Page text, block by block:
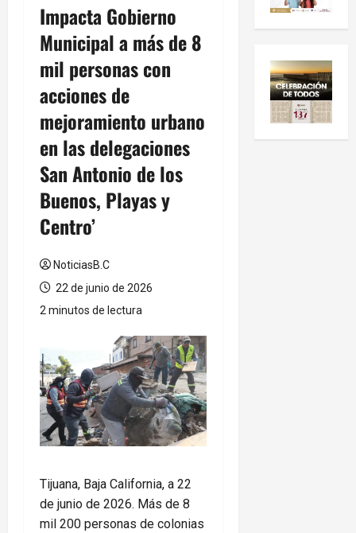
Impacta Gobierno
Municipal a más de 8
mil personas con
acciones de
mejoramiento urbano
en las delegaciones
San Antonio de los
Buenos, Playas y
Centro’
NoticiasB.C
22 de junio de 2026
2 minutos de lectura
Tijuana, Baja California, a 22
de junio de 2026. Más de 8
mil 200 personas de colonias